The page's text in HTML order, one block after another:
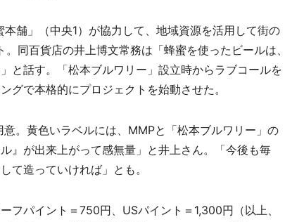
舗」（中央1）が協力して、地域資源を活用して街の
同百貨店の井上博文常務は「蜂蜜を使ったビールは、
と話す。「松本ブルワリー」設立時からラブコールを
グで本格的にプロジェクトを始動させた。
。黄色いラベルには、MMPと「松本ブルワリー」の
』が出来上がって感無量」と井上さん。「今後も毎
て造っていければ」とも。
パイント＝750円、USパイント＝1,300円（以上、